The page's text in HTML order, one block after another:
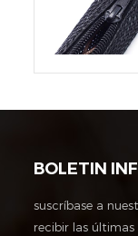
BOLETIN
suscríbase a
recibir las